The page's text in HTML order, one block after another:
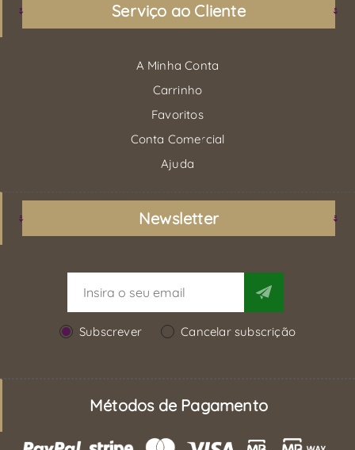
Serviço ao Cliente
A Minha Conta
Carrinho
Favoritos
Conta Comercial
Ajuda
Newsletter
Subscrever Cancelar subscrição
Métodos de Pagamento